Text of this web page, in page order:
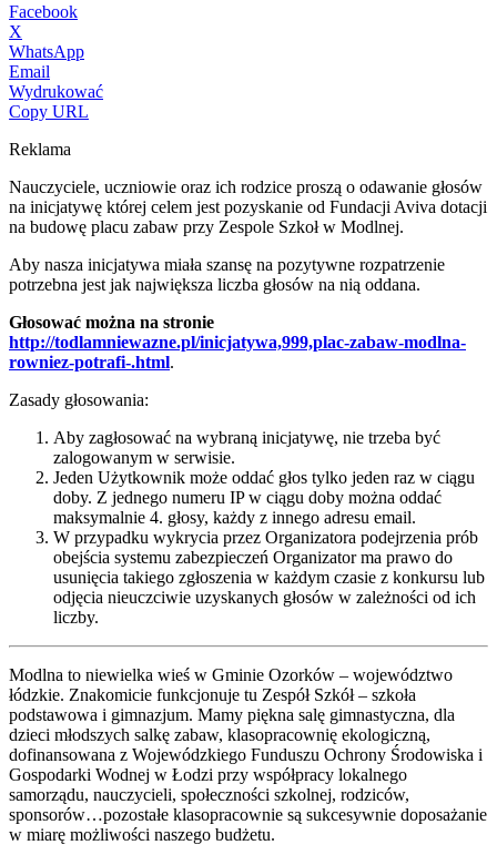
Facebook
X
WhatsApp
Email
Wydrukować
Copy URL
Reklama
Nauczyciele, uczniowie oraz ich rodzice proszą o odawanie głosów
na inicjatywę której celem jest pozyskanie od Fundacji Aviva dotacji
na budowę placu zabaw przy Zespole Szkoł w Modlnej.
Aby nasza inicjatywa miała szansę na pozytywne rozpatrzenie
potrzebna jest jak największa liczba głosów na nią oddana.
Głosować można na stronie
http://todlamniewazne.pl/inicjatywa,999,plac-zabaw-modlna-
rowniez-potrafi-.html.
Zasady głosowania:
Aby zagłosować na wybraną inicjatywę, nie trzeba być
zalogowanym w serwisie.
Jeden Użytkownik może oddać głos tylko jeden raz w ciągu
doby. Z jednego numeru IP w ciągu doby można oddać
maksymalnie 4. głosy, każdy z innego adresu email.
W przypadku wykrycia przez Organizatora podejrzenia prób
obejścia systemu zabezpieczeń Organizator ma prawo do
usunięcia takiego zgłoszenia w każdym czasie z konkursu lub
odjęcia nieuczciwie uzyskanych głosów w zależności od ich
liczby.
Modlna to niewielka wieś w Gminie Ozorków – województwo
łódzkie. Znakomicie funkcjonuje tu Zespół Szkół – szkoła
podstawowa i gimnazjum. Mamy piękna salę gimnastyczna, dla
dzieci młodszych salkę zabaw, klasopracownię ekologiczną,
dofinansowana z Wojewódzkiego Funduszu Ochrony Środowiska i
Gospodarki Wodnej w Łodzi przy współpracy lokalnego
samorządu, nauczycieli, społeczności szkolnej, rodziców,
sponsorów…pozostałe klasopracownie są sukcesywnie doposażanie
w miarę możliwości naszego budżetu.